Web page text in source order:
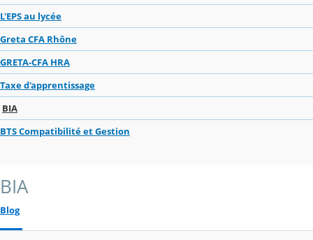
L'EPS au lycée
Greta CFA Rhône
GRETA-CFA HRA
Taxe d'apprentissage
BIA
BTS Compatibilité et Gestion
BIA
Blog